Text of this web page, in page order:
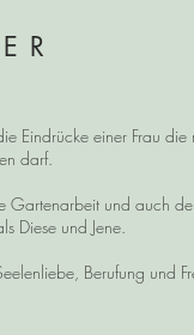
Eindrücke einer Frau die
darf.
Gartenarbeit und auch
Diese und Jene.
Berufung und